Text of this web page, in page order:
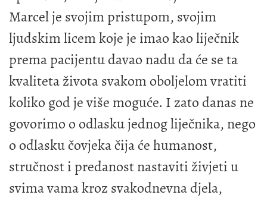
Marcel je svojim pristupom, svojim
ljudskim licem koje je imao kao liječnik
prema pacijentu davao nadu da će se ta
kvaliteta života svakom oboljelom vratiti
koliko god je više moguće. I zato danas ne
govorimo o odlasku jednog liječnika, nego
o odlasku čovjeka čija će humanost,
stručnost i predanost nastaviti živjeti u
svima vama kroz svakodnevna djela,